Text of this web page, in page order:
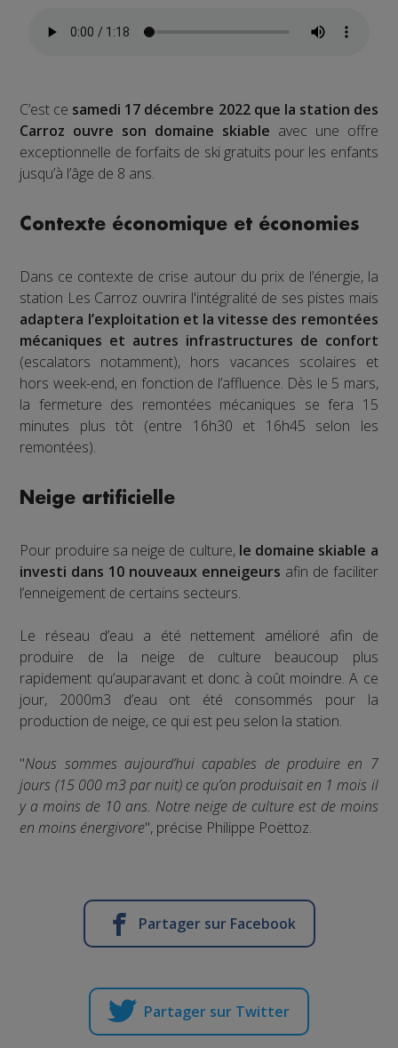
C’est ce samedi 17 décembre 2022 que la station des
Carroz ouvre son domaine skiable avec une offre
exceptionnelle de forfaits de ski gratuits pour les enfants
jusqu’à l’âge de 8 ans.
Contexte économique et économies
Dans ce contexte de crise autour du prix de l’énergie, la
station Les Carroz ouvrira l'intégralité de ses pistes mais
adaptera l’exploitation et la vitesse des remontées
mécaniques et autres infrastructures de confort
(escalators notamment), hors vacances scolaires et
hors week-end, en fonction de l’affluence. Dès le 5 mars,
la fermeture des remontées mécaniques se fera 15
minutes plus tôt (entre 16h30 et 16h45 selon les
remontées).
Neige artificielle
Pour produire sa neige de culture, le domaine skiable a
investi dans 10 nouveaux enneigeurs afin de faciliter
l’enneigement de certains secteurs.
Le réseau d’eau a été nettement amélioré afin de
produire de la neige de culture beaucoup plus
rapidement qu’auparavant et donc à coût moindre. A ce
jour, 2000m3 d’eau ont été consommés pour la
production de neige, ce qui est peu selon la station.
"Nous sommes aujourd’hui capables de produire en 7
jours (15 000 m3 par nuit) ce qu’on produisait en 1 mois il
y a moins de 10 ans. Notre neige de culture est de moins
en moins énergivore", précise Philippe Poëttoz.
Partager sur Facebook
Partager sur Twitter